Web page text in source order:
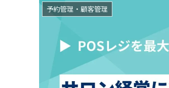
予約管理・顧客管理